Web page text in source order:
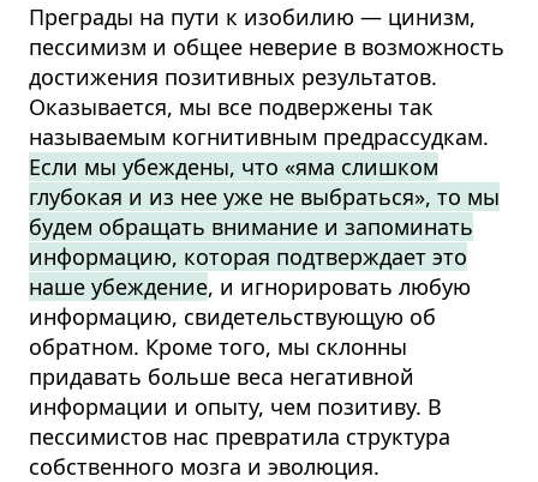
Преграды на пути к изобилию — цинизм,
пессимизм и общее неверие в возможность
достижения позитивных результатов.
Оказывается, мы все подвержены так
называемым когнитивным предрассудкам.
Если мы убеждены, что «яма слишком
глубокая и из нее уже не выбраться», то мы
будем обращать внимание и запоминать
информацию, которая подтверждает это
наше убеждение, и игнорировать любую
информацию, свидетельствующую об
обратном. Кроме того, мы склонны
придавать больше веса негативной
информации и опыту, чем позитиву. В
пессимистов нас превратила структура
собственного мозга и эволюция.